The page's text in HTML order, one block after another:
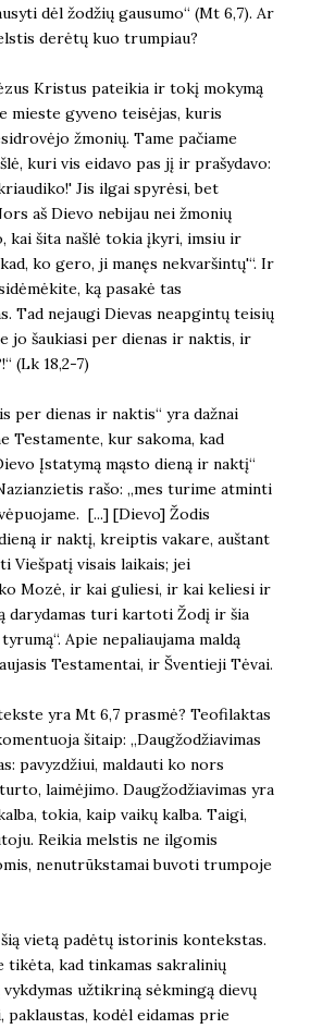
dėl žodžių gausumo“ (Mt 6,7). Ar
derėtų kuo trumpiau?
Kristus pateikia ir tokį mokymą
mieste gyveno teisėjas, kuris
žmonių. Tame pačiame
kuri vis eidavo pas jį ir prašydavo:
Jis ilgai spyrėsi, bet
aš Dievo nebijau nei žmonių
kai šita našlė tokia įkyri, imsiu ir
ko gero, ji manęs nekvaršintų'“. Ir
ką pasakė tas
Tad nejaugi Dievas neapgintų teisių
jo šaukiasi per dienas ir naktis, ir
(Lk 18,2-7)
per dienas ir naktis“ yra dažnai
Testamente, kur sakoma, kad
Įstatymą mąsto dieną ir naktį“
rašo: „mes turime atminti
[...] [Dievo] Žodis
ir naktį, kreiptis vakare, auštant
Viešpatį visais laikais; jei
Mozė, ir kai guliesi, ir kai keliesi ir
darydamas turi kartoti Žodį ir šia
Apie nepaliaujama maldą
Testamentai, ir Šventieji Tėvai.
yra Mt 6,7 prasmė? Teofilaktas
šitaip: „Daugžodžiavimas
pavyzdžiui, maldauti ko nors
laimėjimo. Daugžodžiavimas yra
tokia, kaip vaikų kalba. Taigi,
Reikia melstis ne ilgomis
nenutrūkstamai buvoti trumpoje
vietą padėtų istorinis kontekstas.
tikėta, kad tinkamas sakralinių
užtikriną sėkmingą dievų
paklaustas, kodėl eidamas prie